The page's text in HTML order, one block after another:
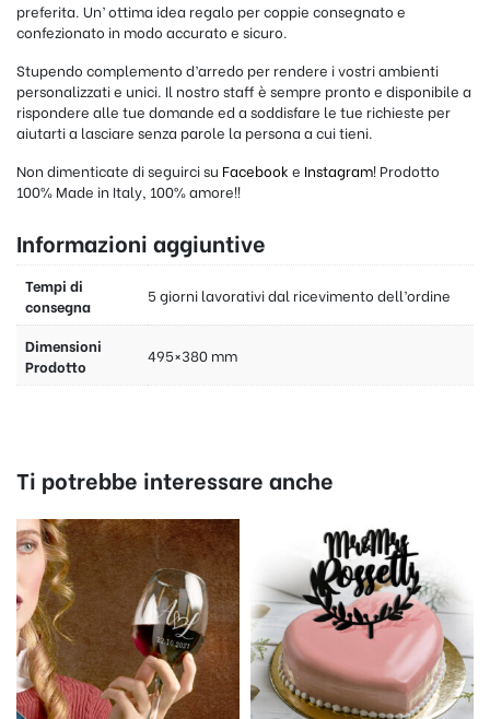
preferita. Un’ ottima idea regalo per coppie consegnato e
confezionato in modo accurato e sicuro.
Stupendo complemento d’arredo per rendere i vostri ambienti
personalizzati e unici. Il nostro staff è sempre pronto e disponibile a
rispondere alle tue domande ed a soddisfare le tue richieste per
aiutarti a lasciare senza parole la persona a cui tieni.
Non dimenticate di seguirci su Facebook e Instagram! Prodotto
100% Made in Italy, 100% amore!!
Informazioni aggiuntive
Tempi di
consegna
5 giorni lavorativi dal ricevimento dell’ordine
Dimensioni
Prodotto
495×380 mm
Ti potrebbe interessare anche